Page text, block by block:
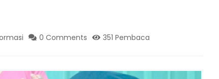
0 Comments 351 Pembaca